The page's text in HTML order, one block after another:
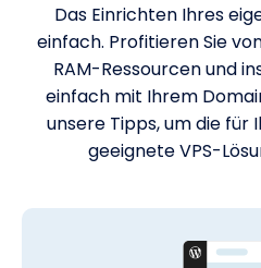
Das Einrichten Ihres
einfach. Profitieren Sie
RAM-Ressourcen und
einfach mit Ihrem
unsere Tipps, um die
geeignete VPS-